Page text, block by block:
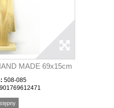
MADE 69x15cm
508-085